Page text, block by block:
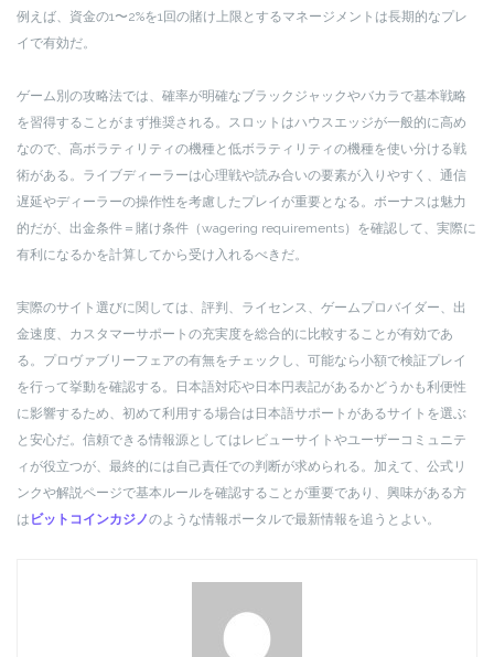
例えば、資金の1〜2%を1回の賭け上限とするマネージメントは長期的なプレ
イで有効だ。
ゲーム別の攻略法では、確率が明確なブラックジャックやバカラで基本戦略
を習得することがまず推奨される。スロットはハウスエッジが一般的に高め
なので、高ボラティリティの機種と低ボラティリティの機種を使い分ける戦
術がある。ライブディーラーは心理戦や読み合いの要素が入りやすく、通信
遅延やディーラーの操作性を考慮したプレイが重要となる。ボーナスは魅力
的だが、出金条件＝賭け条件（wagering requirements）を確認して、実際に
有利になるかを計算してから受け入れるべきだ。
実際のサイト選びに関しては、評判、ライセンス、ゲームプロバイダー、出
金速度、カスタマーサポートの充実度を総合的に比較することが有効であ
る。プロヴァブリーフェアの有無をチェックし、可能なら小額で検証プレイ
を行って挙動を確認する。日本語対応や日本円表記があるかどうかも利便性
に影響するため、初めて利用する場合は日本語サポートがあるサイトを選ぶ
と安心だ。信頼できる情報源としてはレビューサイトやユーザーコミュニテ
ィが役立つが、最終的には自己責任での判断が求められる。加えて、公式リ
ンクや解説ページで基本ルールを確認することが重要であり、興味がある方
は ビットコインカジノのような情報ポータルで最新情報を追うとよい。